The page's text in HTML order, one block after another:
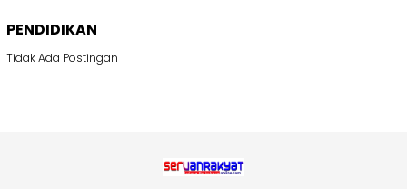
PENDIDIKAN
Tidak Ada Postingan